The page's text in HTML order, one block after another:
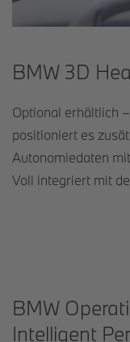
BMW 3D
Optional erhältlich
positioniert es
Autonomiedaten
Voll integriert mit
BMW
Intelligent